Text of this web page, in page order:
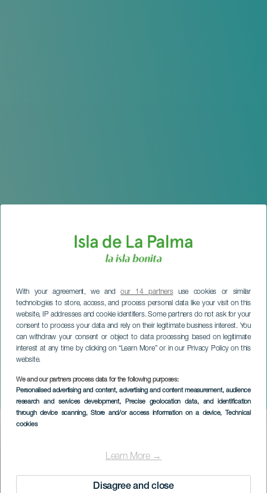
With your agreement, we andour 14 partnersuse cookies or similar
technologies to store, access, and process personal data like your visit on this
website, IP addresses and cookie identifiers. Some partners do not ask for your
consent to process your data and rely on their legitimate business interest. You
can withdraw your consent or object to data processing based on legitimate
interest at any time by clicking on “Learn More” or in our Privacy Policy on this
website.
We and our partners process data for the following purposes:
Personalised advertising and content, advertising and content measurement, audience
research and services development, Precise geolocation data, and identification
through device scanning, Store and/or access information on a device, Technical
cookies
Learn More →
Disagree and close
Muziek uit het Zuiden:
DEF MAA
LA PALMA
Imagen